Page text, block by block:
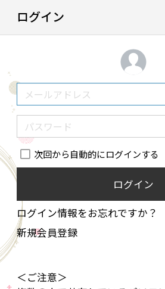
ログイン
次回から自動的にログインする
ログイン
ログイン情報をお忘れですか？
新規会員登録
＜ご注意＞